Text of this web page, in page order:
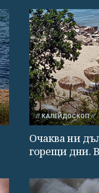
КАЛЕЙДОСКОП
Очаква ни
горещи дни.